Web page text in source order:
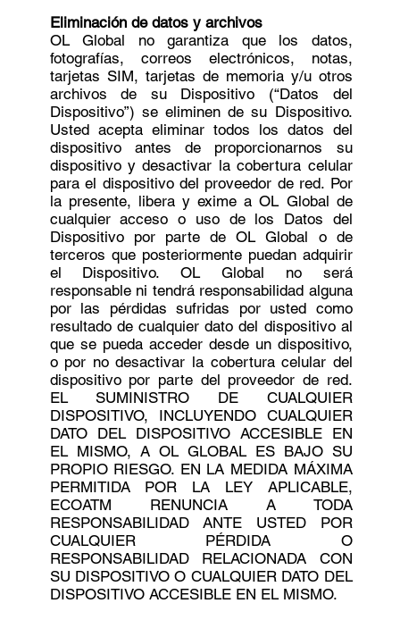
Eliminación de datos y archivos
OL Global no garantiza que los datos,
fotografías, correos electrónicos, notas,
tarjetas SIM, tarjetas de memoria y/u otros
archivos de su Dispositivo (“Datos del
Dispositivo”) se eliminen de su Dispositivo.
Usted acepta eliminar todos los datos del
dispositivo antes de proporcionarnos su
dispositivo y desactivar la cobertura celular
para el dispositivo del proveedor de red. Por
la presente, libera y exime a OL Global de
cualquier acceso o uso de los Datos del
Dispositivo por parte de OL Global o de
terceros que posteriormente puedan adquirir
el Dispositivo. OL Global no será
responsable ni tendrá responsabilidad alguna
por las pérdidas sufridas por usted como
resultado de cualquier dato del dispositivo al
que se pueda acceder desde un dispositivo,
o por no desactivar la cobertura celular del
dispositivo por parte del proveedor de red.
EL SUMINISTRO DE CUALQUIER
DISPOSITIVO, INCLUYENDO CUALQUIER
DATO DEL DISPOSITIVO ACCESIBLE EN
EL MISMO, A OL GLOBAL ES BAJO SU
PROPIO RIESGO. EN LA MEDIDA MÁXIMA
PERMITIDA POR LA LEY APLICABLE,
ECOATM RENUNCIA A TODA
RESPONSABILIDAD ANTE USTED POR
CUALQUIER PÉRDIDA O
RESPONSABILIDAD RELACIONADA CON
SU DISPOSITIVO O CUALQUIER DATO DEL
DISPOSITIVO ACCESIBLE EN EL MISMO.